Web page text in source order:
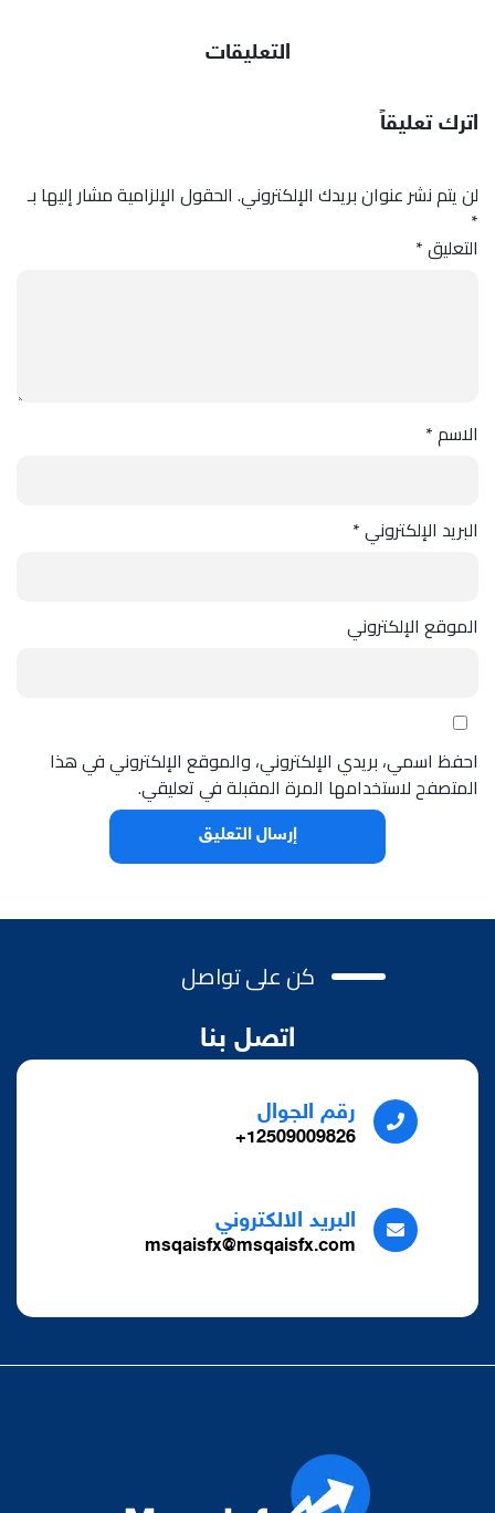
التعليقات
اترك تعليقاً
لن يتم نشر عنوان بريدك الإلكتروني. الحقول الإلزامية مشار إليها بـ
*
التعليق*
الاسم*
البريد الإلكتروني*
الموقع الإلكتروني
احفظ اسمي، بريدي الإلكتروني، والموقع الإلكتروني في هذا
المتصفح لاستخدامها المرة المقبلة في تعليقي.
كن على تواصل
اتصل بنا
رقم الجوال
12509009826+
البريد الالكتروني
msqaisfx@msqaisfx.com